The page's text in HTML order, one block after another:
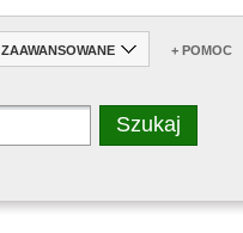
ZAAWANSOWANE + POMOC